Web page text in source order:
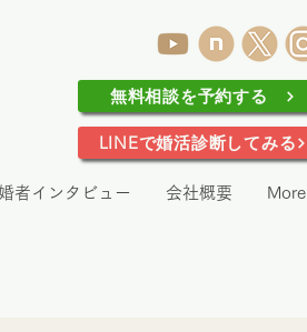
無料相談を予約する
LINEで婚活診断してみる
者インタビュー 会社概要 More